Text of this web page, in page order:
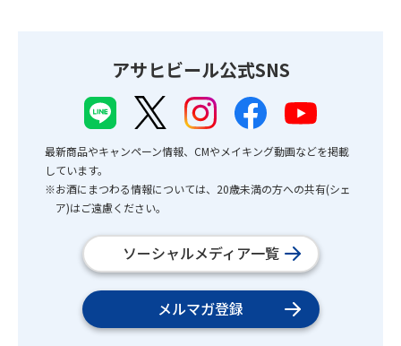
アサヒビール公式SNS
最新商品やキャンペーン情報、CMやメイキング動画などを掲載
しています。
※お酒にまつわる情報については、20歳未満の方への共有(シェ
ア)はご遠慮ください。
ソーシャルメディア一覧
メルマガ登録